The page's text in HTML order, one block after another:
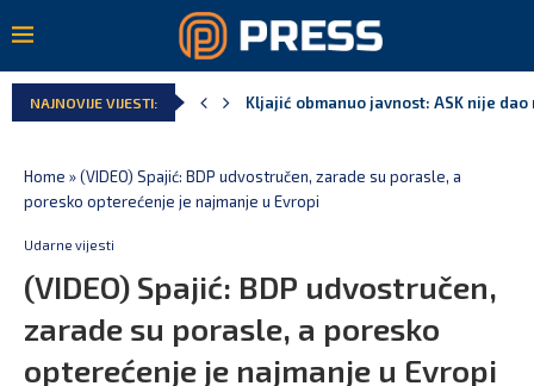
NAJNOVIJE VIJESTI: Kljajić obmanuo javnost: ASK nije
Home »(VIDEO) Spajić: BDP udvostručen, zarade su porasle, a
poresko opterećenje je najmanje u Evropi
Udarne vijesti
(VIDEO) Spajić: BDP udvostručen,
zarade su porasle, a poresko
opterećenje je najmanje u Evropi